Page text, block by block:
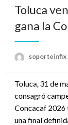
Toluca
gana la
soporteinfix
Toluca, 31 de
consagró
Concacaf 2026
una final